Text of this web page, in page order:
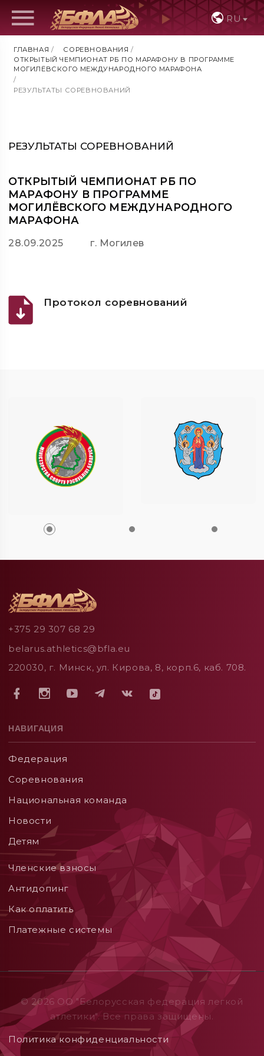
RU
ГЛАВНАЯ / СОРЕВНОВАНИЯ /
ОТКРЫТЫЙ ЧЕМПИОНАТ РБ ПО МАРАФОНУ В ПРОГРАММЕ
МОГИЛЁВСКОГО МЕЖДУНАРОДНОГО МАРАФОНА
/
РЕЗУЛЬТАТЫ СОРЕВНОВАНИЙ
РЕЗУЛЬТАТЫ СОРЕВНОВАНИЙ
ОТКРЫТЫЙ ЧЕМПИОНАТ РБ ПО
МАРАФОНУ В ПРОГРАММЕ
МОГИЛЁВСКОГО МЕЖДУНАРОДНОГО
МАРАФОНА
28.09.2025 г. Могилев
Протокол соревнований
+375 29 307 68 29
belarus.athletics@bfla.eu
220030, г. Минск, ул. Кирова, 8, корп.6, каб. 708.
НАВИГАЦИЯ
Федерация
Соревнования
Национальная команда
Новости
Детям
Членские взносы
Aнтидопинг
Как оплатить
Платежные системы
© 2026 ОO "Белорусская федерация легкой
атлетики". Все права защищены.
Политика конфиденциальности